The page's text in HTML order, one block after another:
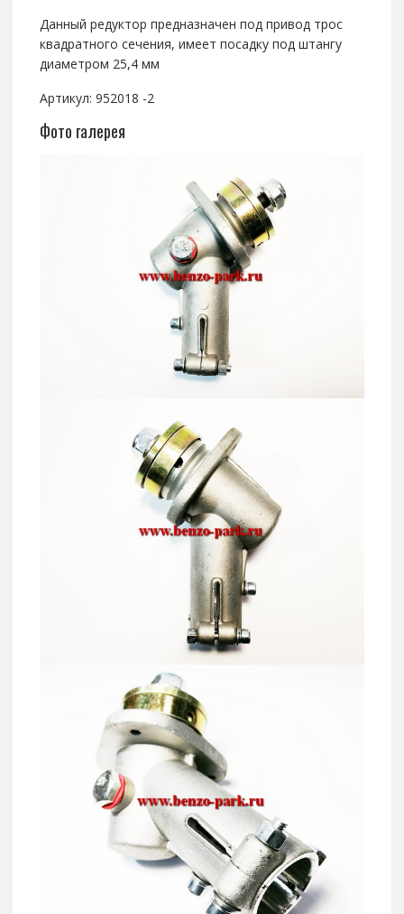
Данный редуктор предназначен под привод трос
квадратного сечения, имеет посадку под штангу
диаметром 25,4 мм
Артикул: 952018 -2
Фото галерея